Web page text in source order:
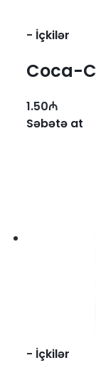
- İçkilər
Coca-
1.50₼
Səbətə at
- İçkilər